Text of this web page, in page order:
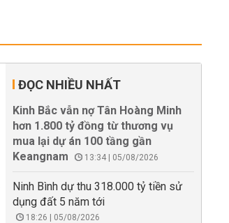
ĐỌC NHIỀU NHẤT
Kinh Bắc vẫn nợ Tân Hoàng Minh
hơn 1.800 tỷ đồng từ thương vụ
mua lại dự án 100 tầng gần
Keangnam
13:34 | 05/08/2026
Ninh Bình dự thu 318.000 tỷ tiền sử
dụng đất 5 năm tới
18:26 | 05/08/2026